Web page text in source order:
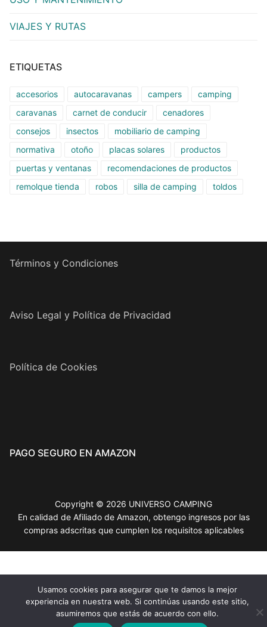
VIAJES Y RUTAS
ETIQUETAS
accesorios autocaravanas campers
camping
caravanas
carnet de conducir
cenadores
consejos
insectos
mobiliario de camping
normativa
otoño placas solares
productos
puertas y ventanas
recomendaciones de productos
remolque tienda
robos silla de camping toldos
Términos y Condiciones
Aviso Legal y Política de Privacidad
Política de Cookies
PAGO SEGURO EN AMAZON
Copyright © 2026 UNIVERSO CAMPING
En calidad de Afiliado de Amazon, obtengo ingresos por las
compras adscritas que cumplen los requisitos aplicables
Usamos cookies para asegurar que te damos la mejor
experiencia en nuestra web. Si continúas usando este sitio,
asumiremos que estás de acuerdo con ello.